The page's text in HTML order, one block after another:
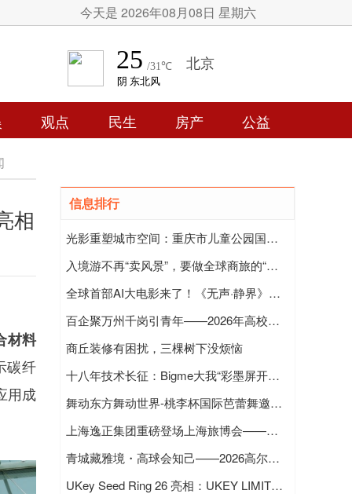
今天是 2026年08月08日 星期六
观点 民生 房产 公益
相
材料
碳纤
用成
信息排行
光影重塑城市空间：重庆市儿童公园国际光影艺术展，开启城市未来新篇章
入境游不再“卖风景”，要做全球商旅的“中国机会架构师”
全球首部AI大电影来了！《无声·静界》用AI重构未来文明
百企聚万州千岗引青年——2026年高校毕业生等青年留渝来渝就业创业对接服务活动（万州专场）燃动求职热潮
商丘装修有困扰，三棵树下没烦恼
十八年技术长征：Bigme大我“彩墨屏开创者”的数字健康答卷
舞动东方舞动世界-桃李杯国际芭蕾舞邀请赛在香港隆重启动
上海逸正集团重磅登场上海旅博会——用文创助力文旅产业二次消费潜能
青城藏雅境・高球会知己——2026高尔夫友谊邀请赛圆满收官
UKey Seed Ring 26 亮相：UKEY LIMITED 以可穿戴助记词备份切入数字资产安全市场